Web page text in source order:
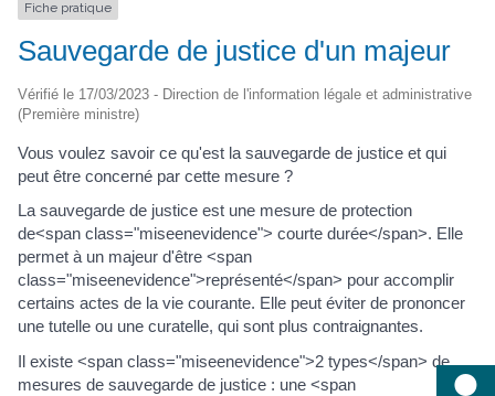
Fiche pratique
Sauvegarde de justice d'un majeur
Vérifié le 17/03/2023 - Direction de l'information légale et administrative
(Première ministre)
Vous voulez savoir ce qu'est la sauvegarde de justice et qui
peut être concerné par cette mesure ?
La sauvegarde de justice est une mesure de protection
de<span class="miseenevidence"> courte durée</span>. Elle
permet à un majeur d'être <span
class="miseenevidence">représenté</span> pour accomplir
certains actes de la vie courante. Elle peut éviter de prononcer
une tutelle ou une curatelle, qui sont plus contraignantes.
Il existe <span class="miseenevidence">2 types</span> de
mesures de sauvegarde de justice : une <span